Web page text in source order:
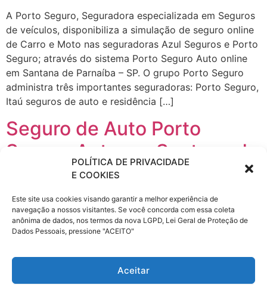
POLÍTICA DE PRIVACIDADE
E COOKIES
Este site usa cookies visando garantir a melhor experiência de
navegação a nossos visitantes. Se você concorda com essa coleta
anônima de dados, nos termos da nova LGPD, Lei Geral de Proteção de
Dados Pessoais, pressione "ACEITO"
Aceitar
A Porto Seguro, Seguradora especializada em Seguros
de veículos, disponibiliza a simulação de seguro online
de Carro e Moto nas seguradoras Azul Seguros e Porto
Seguro; através do sistema Porto Seguro Auto online
em Santana de Parnaíba – SP. O grupo Porto Seguro
administra três importantes seguradoras: Porto Seguro,
Itaú seguros de auto e residência […]
Seguro de Auto Porto
Seguro Auto em Santana de
Parnaíba – SP
A Porto Seguro, Seguradora especializada em Seguros
de veículos, disponibiliza a simulação de seguro online
de Carro e Moto nas seguradoras Azul Seguros e Porto
em Santana de Parnaíba – SP. O grupo Porto Seguro
administra três importantes seguradoras: Porto Seguro,